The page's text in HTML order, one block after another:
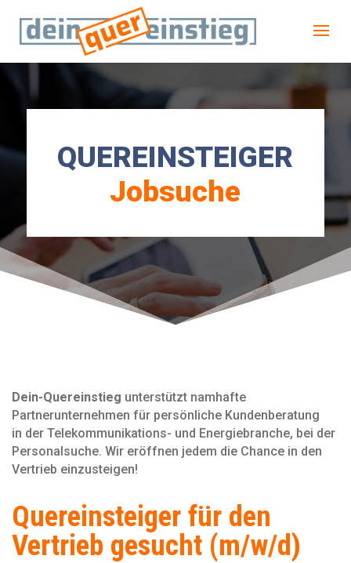
QUEREINSTEIGER
Jobsuche
Dein-Quereinstieg unterstützt namhafte
Partnerunternehmen für persönliche Kundenberatung
in der Telekommunikations- und Energiebranche, bei der
Personal­suche. Wir eröffnen jedem die Chance in den
Vertrieb einzusteigen!
Quereinsteiger für den
Vertrieb gesucht (m/w/d)